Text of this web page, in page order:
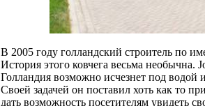
В 2005 году голландский строитель по
История этого ковчега весьма необычна.
Голландия возможно исчезнет под водой
Своей задачей он поставил хоть как то
дать возможность посетителям увидеть